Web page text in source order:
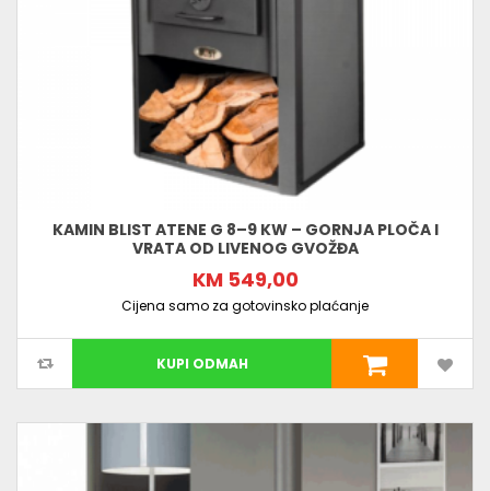
KAMIN BLIST ATENE G 8–9 KW – GORNJA PLOČA I
VRATA OD LIVENOG GVOŽĐA
KM 549,00
Cijena samo za gotovinsko plaćanje
KUPI ODMAH